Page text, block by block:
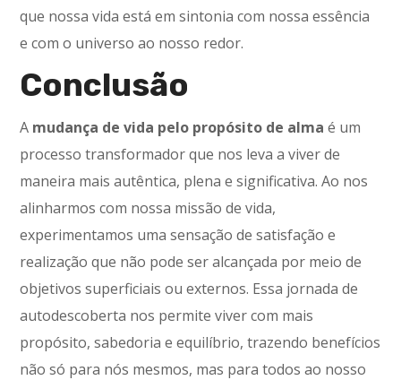
que nossa vida está em sintonia com nossa essência
e com o universo ao nosso redor.
Conclusão
A mudança de vida pelo propósito de alma é um
processo transformador que nos leva a viver de
maneira mais autêntica, plena e significativa. Ao nos
alinharmos com nossa missão de vida,
experimentamos uma sensação de satisfação e
realização que não pode ser alcançada por meio de
objetivos superficiais ou externos. Essa jornada de
autodescoberta nos permite viver com mais
propósito, sabedoria e equilíbrio, trazendo benefícios
não só para nós mesmos, mas para todos ao nosso